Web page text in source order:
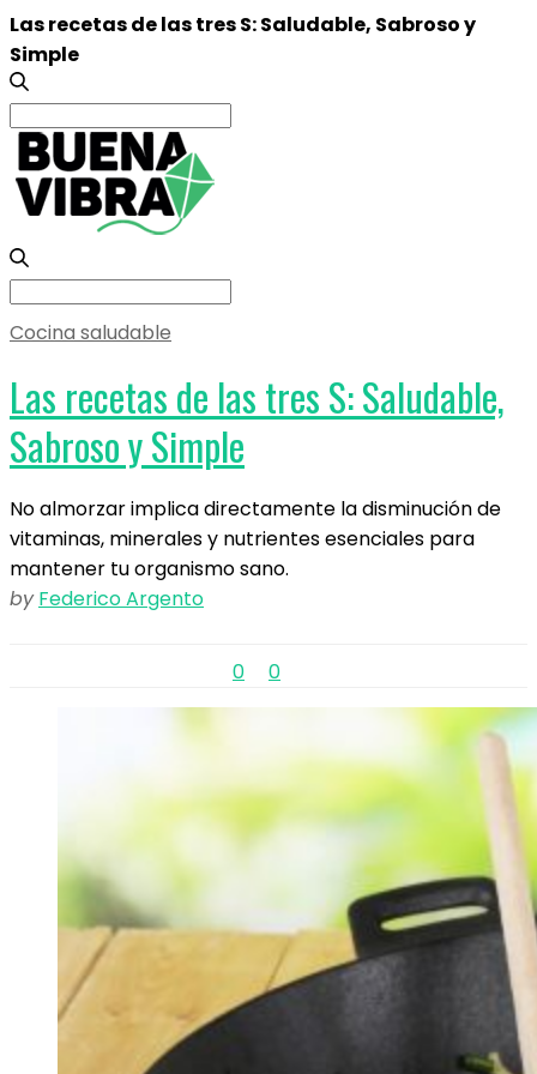
Las recetas de las tres S: Saludable, Sabroso y
Simple
Search
for:
Search
Cocina saludable
Las recetas de las tres S: Saludable,
Sabroso y Simple
No almorzar implica directamente la disminución de
vitaminas, minerales y nutrientes esenciales para
mantener tu organismo sano.
by Federico Argento
0 0